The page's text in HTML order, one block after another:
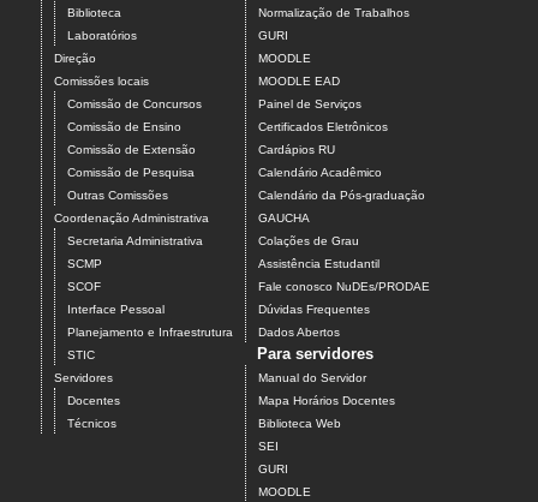
Biblioteca
Laboratórios
Direção
Comissões locais
Comissão de Concursos
Comissão de Ensino
Comissão de Extensão
Comissão de Pesquisa
Outras Comissões
Coordenação Administrativa
Secretaria Administrativa
SCMP
SCOF
Interface Pessoal
Planejamento e Infraestrutura
STIC
Servidores
Docentes
Técnicos
Normalização de Trabalhos
GURI
MOODLE
MOODLE EAD
Painel de Serviços
Certificados Eletrônicos
Cardápios RU
Calendário Acadêmico
Calendário da Pós-graduação
GAUCHA
Colações de Grau
Assistência Estudantil
Fale conosco NuDEs/PRODAE
Dúvidas Frequentes
Dados Abertos
Para servidores
Manual do Servidor
Mapa Horários Docentes
Biblioteca Web
SEI
GURI
MOODLE